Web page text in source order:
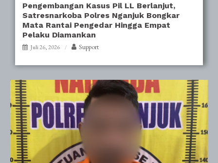
Pengembangan Kasus Pil LL Berlanjut,
Satresnarkoba Polres Nganjuk Bongkar
Mata Rantai Pengedar Hingga Empat
Pelaku Diamankan
Juli 26, 2026 Support